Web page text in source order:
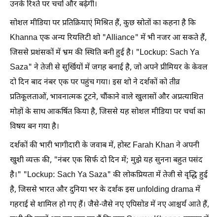
उनके रिश्ते पर चर्चा और बढ़ेगी।
सोशल मीडिया पर प्रतिक्रियाएं मिश्रित हैं, कुछ स्रोतों का कहना है कि
Khanna एक अन्य रियलिटी शो "Alliance" में भी नजर आ सकते हैं,
जिससे प्रशंसकों में भ्रम की स्थिति बनी हुई है। "Lockup: Sach Ya
Saza" ने तेजी से सुर्खियों में जगह बनाई है, जो अपने प्रीमियर के केवल
दो दिन बाद नंबर एक पर पहुंच गया। इस शो ने दर्शकों को तीव्र
प्रतिकूलताओं, भावनात्मक टूटने, चौंकाने वाले खुलासों और अप्रत्याशित
मोड़ों के साथ आकर्षित किया है, जिससे यह सोशल मीडिया पर चर्चा का
विषय बन गया है।
दर्शकों की भारी भागीदारी के जवाब में, होस्ट Farah Khan ने अपनी
खुशी व्यक्त की, "नंबर एक सिर्फ दो दिन में; मुझे यह सुनना बहुत पसंद
है।" "Lockup: Sach Ya Saza" की लोकप्रियता में तेजी से वृद्धि हुई
है, जिससे भारत और दुनिया भर के दर्शक इस unfolding drama में
गहराई से शामिल हो गए हैं। जैसे-जैसे नए एपिसोड में नए आश्चर्य आते हैं,